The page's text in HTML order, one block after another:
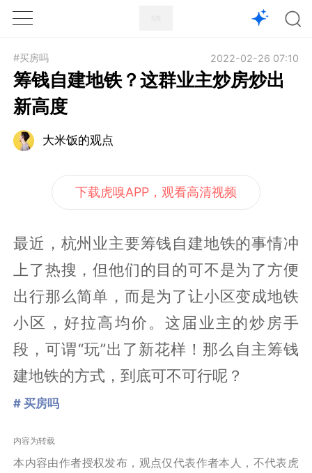
1X
#买房吗 2022-02-26 07:10
筹钱自建地铁？这群业主炒房炒出
新高度
大米饭的观点
下载虎嗅APP，观看高清视频
最近，杭州业主要筹钱自建地铁的事情冲
上了热搜，但他们的目的可不是为了方便
出行那么简单，而是为了让小区变成地铁
小区，好拉高均价。这届业主的炒房手
段，可谓“玩”出了新花样！那么自主筹钱
建地铁的方式，到底可不可行呢？
# 买房吗
内容为转载
本内容由作者授权发布，观点仅代表作者本人，不代表虎